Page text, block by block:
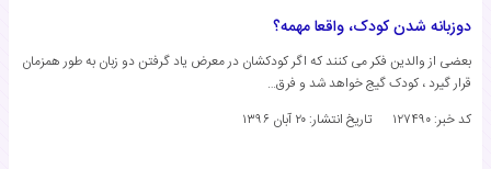
دوزبانه شدن کودک، واقعا مهمه؟
بعضی از والدین فکر می کنند که اگر کودکشان در معرض یاد گرفتن دو زبان به طور همزمان
قرار گیرد ، کودک گیج خواهد شد و فرق…
کد خبر: ۱۲۷۴۹۰
تاریخ انتشار: ۲۰ آبان ۱۳۹۶